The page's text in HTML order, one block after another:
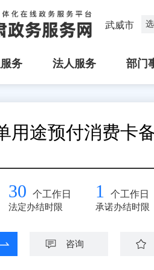
武威市
务 法人服务 部门
用途预付消费卡
30 个工作日
法定办结时限
1 个工作日
承诺办结时限
咨询